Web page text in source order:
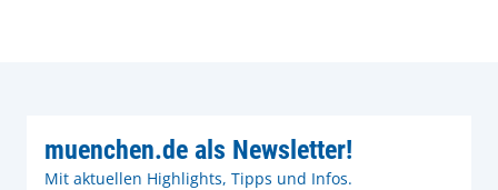
muenchen.de als Newsletter!
Mit aktuellen Highlights, Tipps und Infos.